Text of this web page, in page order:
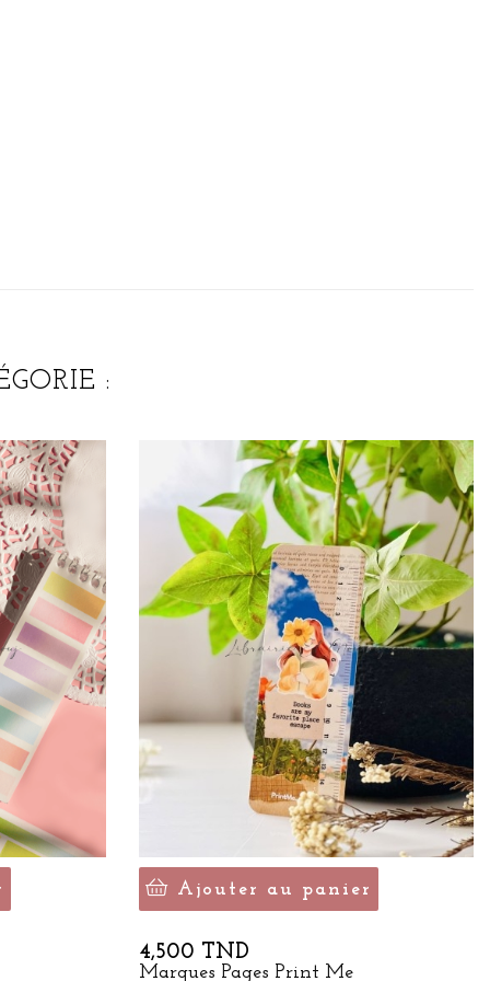
:
Ajouter au panier
Prix
4,500 TND
Marques Pages Print Me